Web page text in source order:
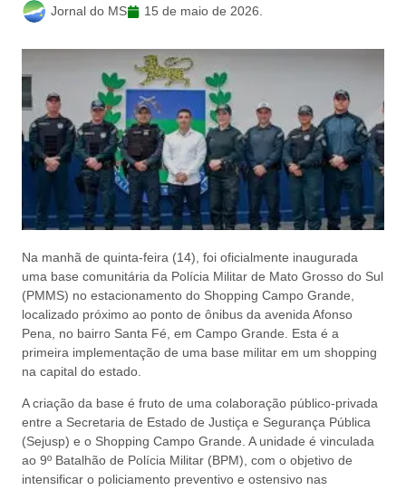
Jornal do MS 15 de maio de 2026.
Na manhã de quinta-feira (14), foi oficialmente inaugurada
uma base comunitária da Polícia Militar de Mato Grosso do Sul
(PMMS) no estacionamento do Shopping Campo Grande,
localizado próximo ao ponto de ônibus da avenida Afonso
Pena, no bairro Santa Fé, em Campo Grande. Esta é a
primeira implementação de uma base militar em um shopping
na capital do estado.
A criação da base é fruto de uma colaboração público-privada
entre a Secretaria de Estado de Justiça e Segurança Pública
(Sejusp) e o Shopping Campo Grande. A unidade é vinculada
ao 9º Batalhão de Polícia Militar (BPM), com o objetivo de
intensificar o policiamento preventivo e ostensivo nas